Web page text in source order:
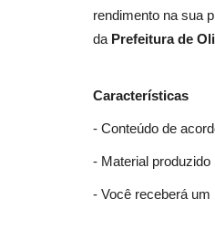
rendimento na sua
da Prefeitura de
Características
- Conteúdo de
- Material
- Você receberá